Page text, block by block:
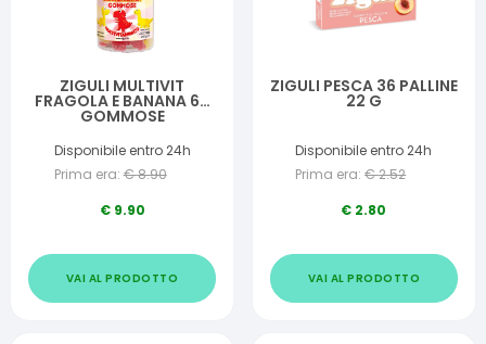
ZIGULI MULTIVIT
FRAGOLA E BANANA 60
GOMMOSE
Disponibile entro 24h
Prima era: €8.90
€ 9.90
VAI AL PRODOTTO
ZIGULI PESCA 36 PALLINE
22 G
Disponibile entro 24h
Prima era: €2.52
€ 2.80
VAI AL PRODOTTO